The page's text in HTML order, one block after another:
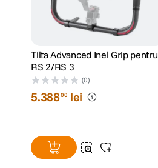
Tilta Advanced Inel Grip pentru
RS 2/RS 3
(0)
5.38800 lei